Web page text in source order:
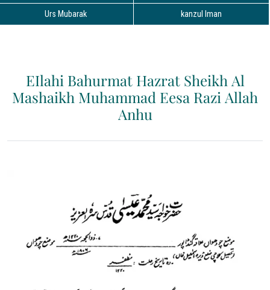
Urs Mubarak kanzul Iman
EIlahi Bahurmat Hazrat Sheikh Al
Mashaikh Muhammad Eesa Razi Allah
Anhu